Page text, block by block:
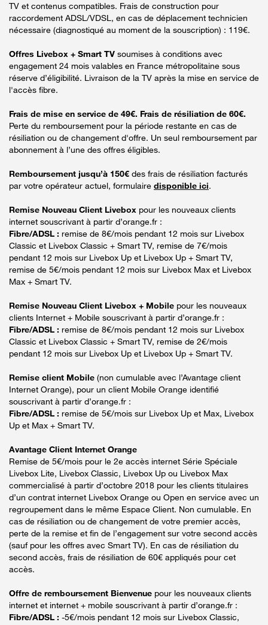
TV et contenus compatibles. Frais de construction pour
raccordement ADSL/VDSL, en cas de déplacement technicien
nécessaire (diagnostiqué au moment de la souscription) : 119€.
Offres Livebox + Smart TV soumises à conditions avec
engagement 24 mois valables en France métropolitaine sous
réserve d’éligibilité. Livraison de la TV après la mise en service de
l'accès fibre.
Frais de mise en service de 49€. Frais de résiliation de 60€.
Perte du remboursement pour la période restante en cas de
résiliation ou de changement d'offre. Un seul remboursement par
abonnement à l’une des offres éligibles.
Remboursement jusqu’à 150€ des frais de résiliation facturés
par votre opérateur actuel, formulaire disponible ici.
Remise Nouveau Client Livebox pour les nouveaux clients
internet souscrivant à partir d’orange.fr :
Fibre/ADSL : remise de 8€/mois pendant 12 mois sur Livebox
Classic et Livebox Classic + Smart TV, remise de 7€/mois
pendant 12 mois sur Livebox Up et Livebox Up + Smart TV,
remise de 5€/mois pendant 12 mois sur Livebox Max et Livebox
Max + Smart TV.
Remise Nouveau Client Livebox + Mobile pour les nouveaux
clients Internet + Mobile souscrivant à partir d’orange.fr :
Fibre/ADSL : remise de 8€/mois pendant 12 mois sur Livebox
Classic et Livebox Classic + Smart TV, remise de 2€/mois
pendant 12 mois sur Livebox Up et Livebox Up + Smart TV.
Remise client Mobile (non cumulable avec l’Avantage client
Internet Orange), pour un client Mobile Orange identifié
souscrivant à partir d’orange.fr :
Fibre/ADSL : remise de 5€/mois sur Livebox Up et Max, Livebox
Up et Max + Smart TV.
Avantage Client Internet Orange
Remise de 5€/mois pour le 2e accès internet Série Spéciale
Livebox Lite, Livebox Classic, Livebox Up ou Livebox Max
commercialisé à partir d’octobre 2018 pour les clients titulaires
d’un contrat internet Livebox Orange ou Open en service avec un
regroupement dans le même Espace Client. Non cumulable. En
cas de résiliation ou de changement de votre premier accès,
perte de la remise et fin de l’engagement sur votre second accès
(sauf pour les offres avec Smart TV). En cas de résiliation du
second accès, frais de résiliation de 60€ appliqués pour cet
accès.
Offre de remboursement Bienvenue pour les nouveaux clients
internet et internet + mobile souscrivant à partir d’orange.fr :
Fibre/ADSL : -5€/mois pendant 12 mois sur Livebox Classic,